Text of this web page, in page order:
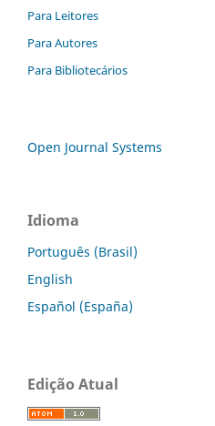
Para Leitores
Para Autores
Para Bibliotecários
Open Journal Systems
Idioma
Português (Brasil)
English
Español (España)
Edição Atual